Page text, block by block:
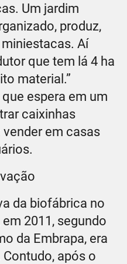
Um jardim
produz,
Aí
que tem lá 4 ha
material.”
espera em um
caixinhas
em casas
da biofábrica no
2011, segundo
da Embrapa, era
após o